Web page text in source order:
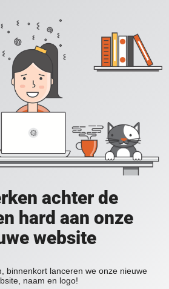
achter de
hard aan onze
website
binnenkort lanceren we onze nieuwe
naam en logo!